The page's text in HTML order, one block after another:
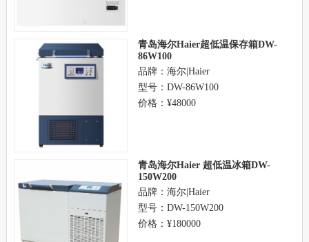
青岛海尔Haier超低温保存箱DW-
86W100
品牌：海尔|Haier
型号：DW-86W100
价格：¥48000
青岛海尔Haier 超低温冰箱DW-
150W200
品牌：海尔|Haier
型号：DW-150W200
价格：¥180000